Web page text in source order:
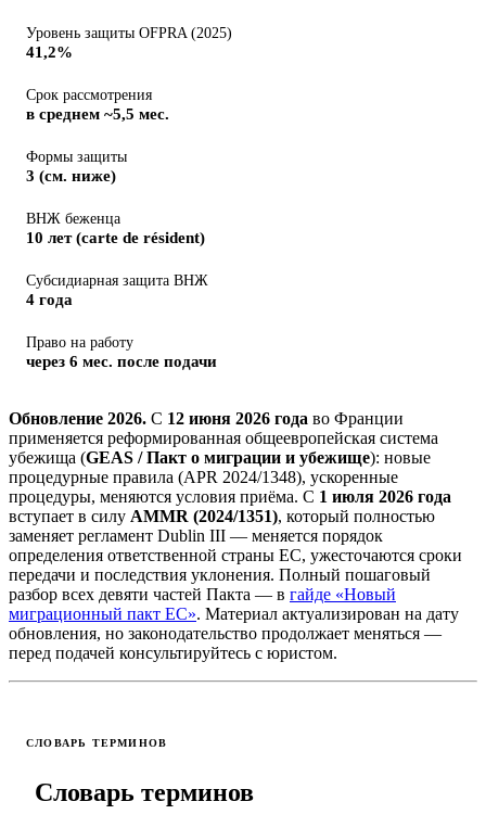
Уровень защиты OFPRA (2025)
41,2%
Срок рассмотрения
в среднем ~5,5 мес.
Формы защиты
3 (см. ниже)
ВНЖ беженца
10 лет (carte de résident)
Субсидиарная защита ВНЖ
4 года
Право на работу
через 6 мес. после подачи
Обновление 2026. С 12 июня 2026 года во Франции
применяется реформированная общеевропейская система
убежища (GEAS / Пакт о миграции и убежище): новые
процедурные правила (APR 2024/1348), ускоренные
процедуры, меняются условия приёма. С 1 июля 2026 года
вступает в силу AMMR (2024/1351), который полностью
заменяет регламент Dublin III — меняется порядок
определения ответственной страны ЕС, ужесточаются сроки
передачи и последствия уклонения. Полный пошаговый
разбор всех девяти частей Пакта — в гайде «Новый
миграционный пакт ЕС». Материал актуализирован на дату
обновления, но законодательство продолжает меняться —
перед подачей консультируйтесь с юристом.
СЛОВАРЬ ТЕРМИНОВ
Словарь терминов